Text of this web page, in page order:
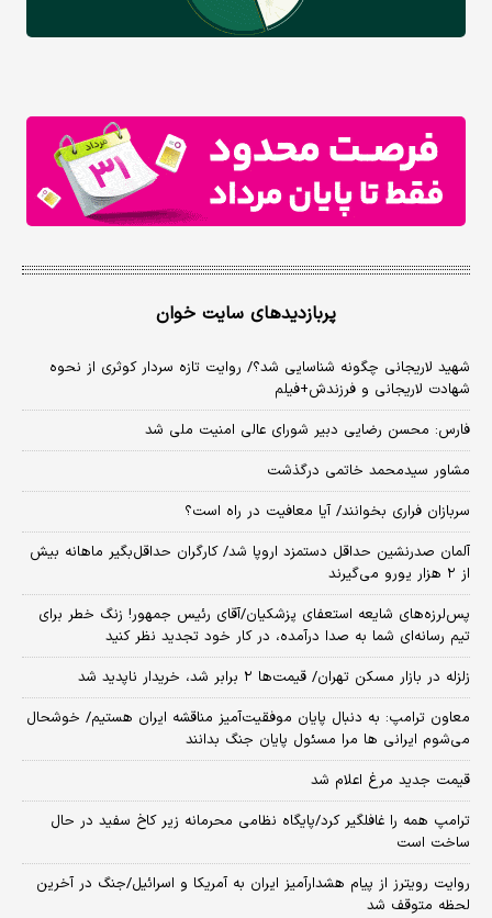
پربازدیدهای سایت خوان
شهید لاریجانی چگونه شناسایی شد؟/ روایت تازه سردار کوثری از نحوه
شهادت لاریجانی و فرزندش+فیلم
فارس: محسن رضایی دبیر شورای عالی امنیت ملی شد
مشاور سیدمحمد خاتمی درگذشت
سربازان فراری بخوانند/ آیا معافیت در راه است؟
آلمان صدرنشین حداقل دستمزد اروپا شد/ کارگران حداقل‌بگیر ماهانه بیش
از ۲ هزار یورو می‌گیرند
پس‌لرزه‌های شایعه استعفای پزشکیان/آقای رئیس جمهور! زنگ خطر برای
تیم رسانه‌ای شما به صدا درآمده، در کار خود تجدید نظر کنید
زلزله در بازار مسکن تهران/ قیمت‌ها ۲ برابر شد، خریدار ناپدید شد
معاون ترامپ: به دنبال پایان موفقیت‌آمیز مناقشه ایران هستیم/ خوشحال
می‌شوم ایرانی ها مرا مسئول پایان جنگ بدانند
قیمت جدید مرغ اعلام شد
ترامپ همه را غافلگیر کرد/پایگاه نظامی محرمانه زیر کاخ سفید در حال
ساخت است
روایت رویترز از پیام هشدارآمیز ایران به آمریکا و اسرائیل/جنگ در آخرین
لحظه متوقف شد